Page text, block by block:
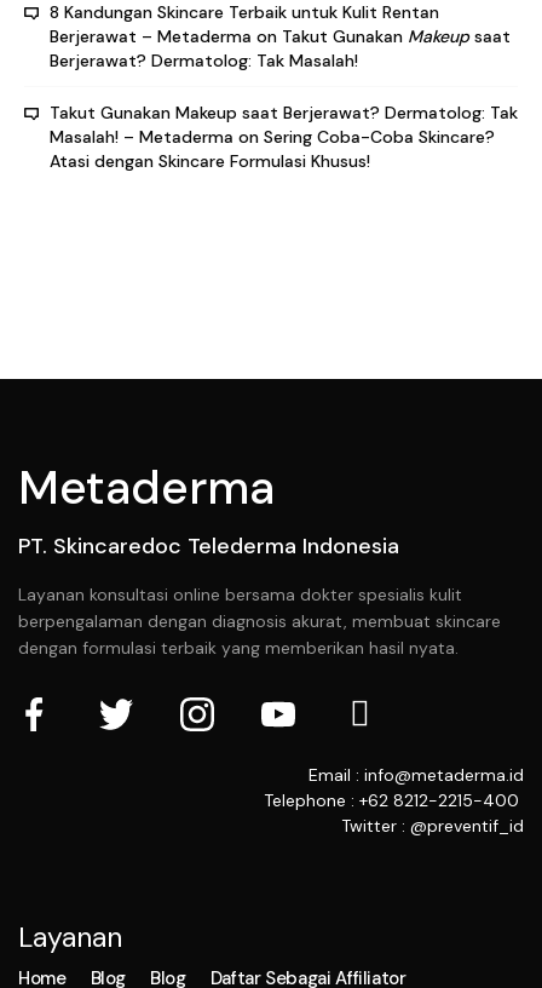
8 Kandungan Skincare Terbaik untuk Kulit Rentan
Berjerawat – Metaderma on Takut Gunakan Makeupsaat
Berjerawat? Dermatolog: Tak Masalah!
Takut Gunakan Makeup saat Berjerawat? Dermatolog: Tak
Masalah! – Metaderma on Sering Coba-Coba Skincare?
Atasi dengan Skincare Formulasi Khusus!
Metaderma
PT. Skincaredoc Telederma Indonesia
Layanan konsultasi online bersama dokter spesialis kulit
berpengalaman dengan diagnosis akurat, membuat skincare
dengan formulasi terbaik yang memberikan hasil nyata.
Email : info@metaderma.id
Telephone : +62 8212-2215-400
Twitter : @preventif_id
Layanan
Home Blog Blog Daftar Sebagai Affiliator